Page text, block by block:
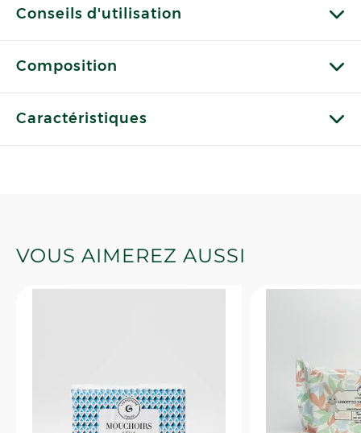
Conseils d'utilisation
Composition
Caractéristiques
VOUS AIMEREZ AUSSI